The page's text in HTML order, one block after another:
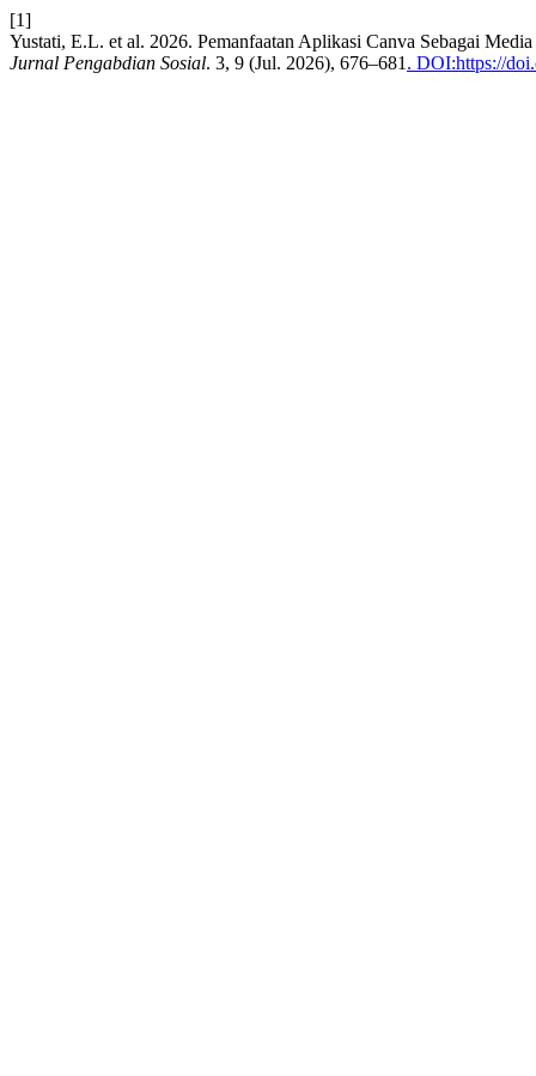
[1]
Yustati, E.L. et al. 2026. Pemanfaatan Aplikasi Canva Sebagai
Jurnal Pengabdian Sosial. 3, 9 (Jul. 2026), 676–681 . DOI:https://